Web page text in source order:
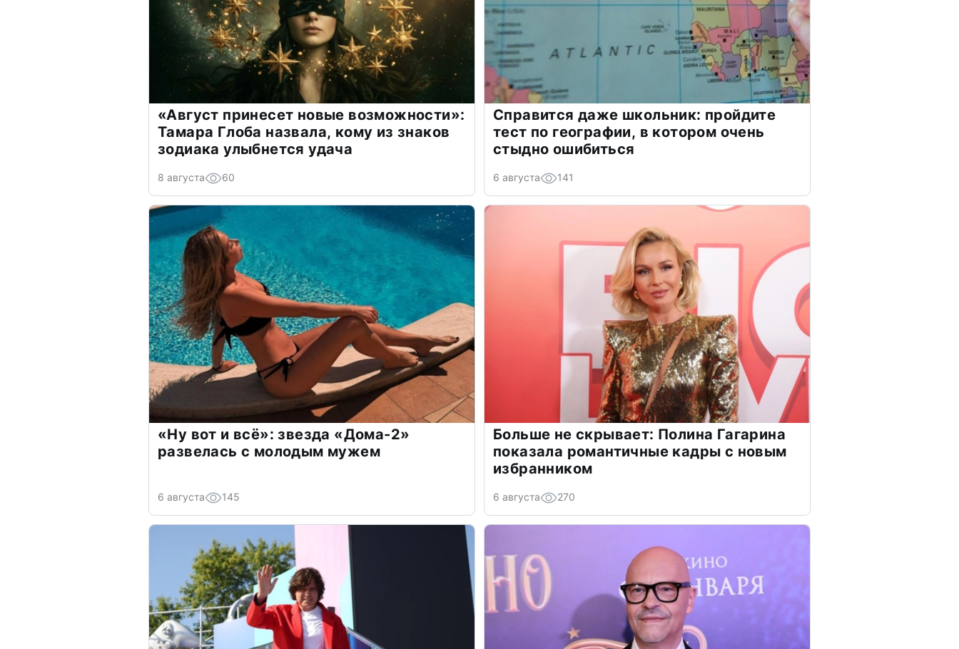
«Август принесет новые возможности»:
Тамара Глоба назвала, кому из знаков
зодиака улыбнется удача
8 августа 60
Справится даже школьник: пройдите
тест по географии, в котором очень
стыдно ошибиться
6 августа 141
«Ну вот и всё»: звезда «Дома-2»
развелась с молодым мужем
6 августа 145
Больше не скрывает: Полина Гагарина
показала романтичные кадры с новым
избранником
6 августа 270